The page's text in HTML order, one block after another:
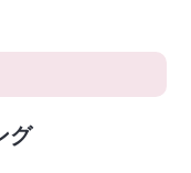
グ